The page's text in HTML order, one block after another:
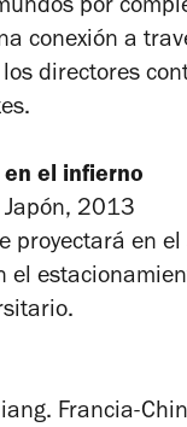
por
conexión a
directores
en el infierno
Japón, 2013
proyectará en
el
Francia-